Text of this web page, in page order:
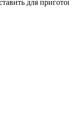
для